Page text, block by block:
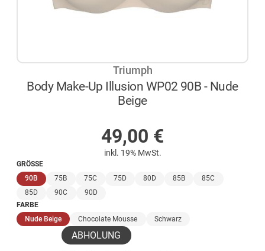
Triumph
Body Make-Up Illusion WP02 90B - Nude
Beige
49,00 €
inkl. 19% MwSt.
GRÖSSE
90B (ausgewählt)
75B 75C 75D 80D 85B
85C
85D
90C
90D
FARBE
Nude Beige(ausgewählt)
Chocolate Mousse Schwarz
ABHOLUNG